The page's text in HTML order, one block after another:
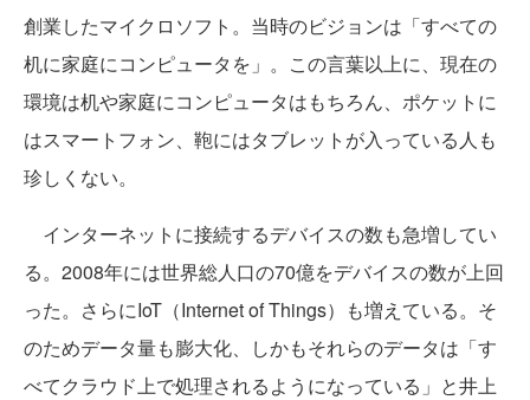
創業したマイクロソフト。当時のビジョンは「すべての
机に家庭にコンピュータを」。この言葉以上に、現在の
環境は机や家庭にコンピュータはもちろん、ポケットに
はスマートフォン、鞄にはタブレットが入っている人も
珍しくない。
インターネットに接続するデバイスの数も急増してい
る。2008年には世界総人口の70億をデバイスの数が上回
った。さらにIoT（Internet of Things）も増えている。そ
のためデータ量も膨大化、しかもそれらのデータは「す
べてクラウド上で処理されるようになっている」と井上